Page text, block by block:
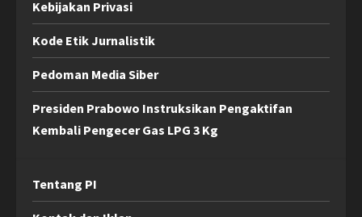
Kebijakan Privasi
Kode Etik Jurnalistik
Pedoman Media Siber
Presiden Prabowo Instruksikan Pengaktifan
Kembali Pengecer Gas LPG 3 Kg
Tentang PI